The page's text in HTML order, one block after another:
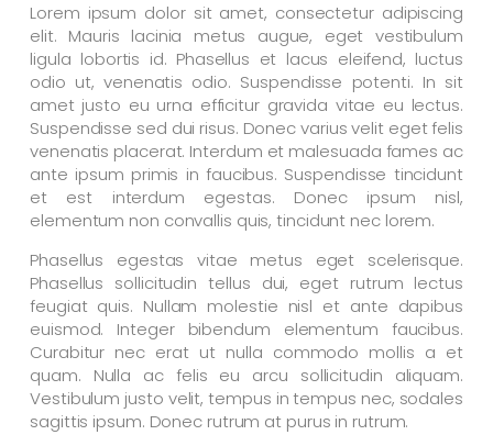
Lorem ipsum dolor sit amet, consectetur adipiscing
elit. Mauris lacinia metus augue, eget vestibulum
ligula lobortis id. Phasellus et lacus eleifend, luctus
odio ut, venenatis odio. Suspendisse potenti. In sit
amet justo eu urna efficitur gravida vitae eu lectus.
Suspendisse sed dui risus. Donec varius velit eget felis
venenatis placerat. Interdum et malesuada fames ac
ante ipsum primis in faucibus. Suspendisse tincidunt
et est interdum egestas. Donec ipsum nisl,
elementum non convallis quis, tincidunt nec lorem.
Phasellus egestas vitae metus eget scelerisque.
Phasellus sollicitudin tellus dui, eget rutrum lectus
feugiat quis. Nullam molestie nisl et ante dapibus
euismod. Integer bibendum elementum faucibus.
Curabitur nec erat ut nulla commodo mollis a et
quam. Nulla ac felis eu arcu sollicitudin aliquam.
Vestibulum justo velit, tempus in tempus nec, sodales
sagittis ipsum. Donec rutrum at purus in rutrum.